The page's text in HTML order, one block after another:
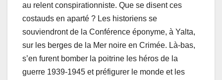
au relent conspirationniste. Que se disent ces
costauds en aparté ? Les historiens se
souviendront de la Conférence éponyme, à Yalta,
sur les berges de la Mer noire en Crimée. Là-bas,
s’en furent bomber la poitrine les héros de la
guerre 1939-1945 et préfigurer le monde et les